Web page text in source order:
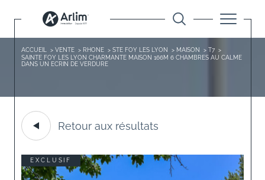
ACCUEIL VENTE RHONE STE FOY LES LYON MAISON
T7
SAINTE FOY LES LYON CHARMANTE MAISON 166M 6 CHAMBRES AU CALME
DANS UN ECRIN DE VERDURE
Retour aux résultats
EXCLUSIF